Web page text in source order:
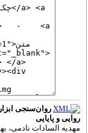
روان‌سنجی
روایی و پایایی
مهدیه السادات نادمی،